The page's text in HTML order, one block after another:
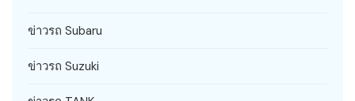
ข่าวรถ Subaru
ข่าวรถ Suzuki